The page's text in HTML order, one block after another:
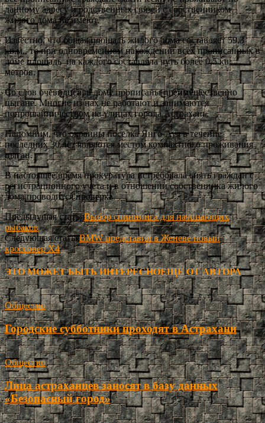
данному адресу и родственных связей с собственником
жилого дома не имеют.
Известно, что общая площадь жилого дома составляет 59,3
кв.м., то при одновременном нахождении всех прописанных в
доме площадь на каждого составляла чуть более 0,5 кв.
метров.
Со слов очевидцев, в доме прописаны преимущественно
цыгане. Многие из нах не работают и занимаются
попрошайничеством на улицах города Астрахань.
Напомним, что окраины поселка Янго-Аул в течение
последних 30 лет являются местом компактного проживания
цыган.
В настоящее время прокуратура истребовала снять граждан с
регистрационного учета и в отношении собственника жилого
дома проводится проверка.
Предыдущая статьяВыбор спиннинга для начинающих
рыбаков
Следующая статьяBMW представил в Женеве новый
кроссовер X4
ЭТО МОЖЕТ БЫТЬ ИНТЕРЕСНОЕЩЕ ОТ АВТОРА
Общество
Городские субботники проходят в Астрахани
Общество
Лица астраханцев заносят в базу данных
«Безопасный город»